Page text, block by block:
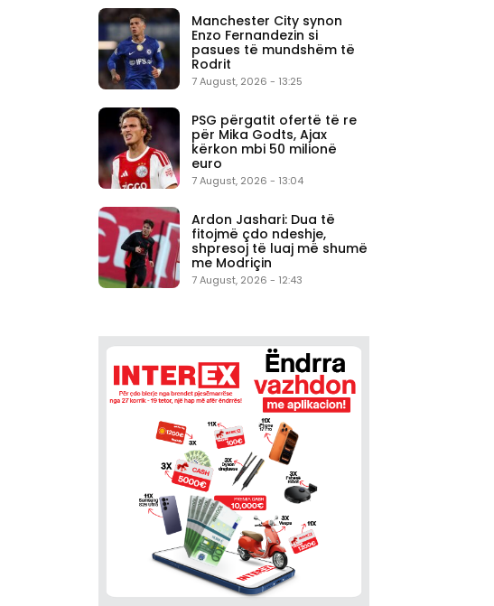
Manchester City synon
Enzo Fernandezin si
pasues të mundshëm të
Rodrit
7 August, 2026 - 13:25
PSG përgatit ofertë të re
për Mika Godts, Ajax
kërkon mbi 50 milionë
euro
7 August, 2026 - 13:04
Ardon Jashari: Dua të
fitojmë çdo ndeshje,
shpresoj të luaj më shumë
me Modriçin
7 August, 2026 - 12:43